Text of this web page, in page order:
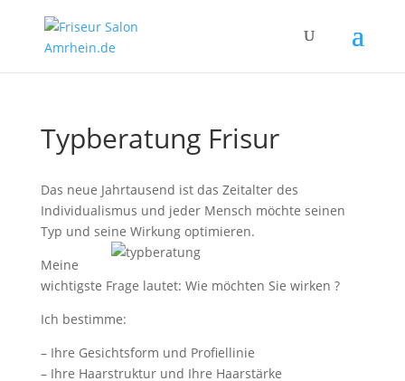
Typberatung Frisur
Das neue Jahrtausend ist das Zeitalter des
Individualismus und jeder Mensch möchte seinen
Typ und seine Wirkung optimieren.
Meine
wichtigste Frage lautet: Wie möchten Sie wirken ?
Ich bestimme:
– Ihre Gesichtsform und Profiellinie
– Ihre Haarstruktur und Ihre Haarstärke